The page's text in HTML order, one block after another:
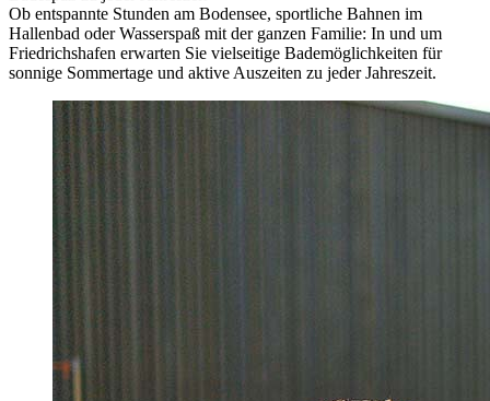
Ob entspannte Stunden am Bodensee, sportliche Bahnen im
Hallenbad oder Wasserspaß mit der ganzen Familie: In und um
Friedrichshafen erwarten Sie vielseitige Bademöglichkeiten für
sonnige Sommertage und aktive Auszeiten zu jeder Jahreszeit.